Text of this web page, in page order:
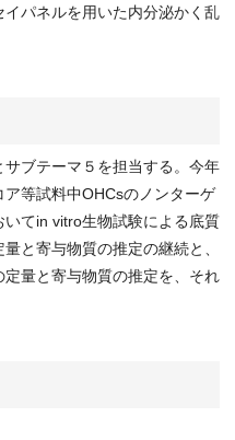
パネルを用いた内分泌かく乱
ブテーマ５を担当する。今年
等試料中OHCsのノンターゲ
てin vitro生物試験による底質
と寄与物質の推定の継続と、
量と寄与物質の推定を、それ